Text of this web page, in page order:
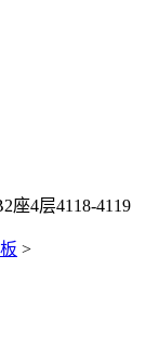
座4层4118-4119
>